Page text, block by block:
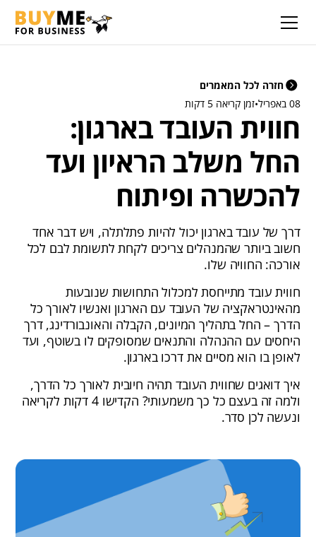
חזרה לכל המאמרים
08 באפריל
•זמן קריאה 5 דקות
חווית העובד בארגון:
החל משלב הראיון ועד
להכשרה ופיתוח
דרך של עובד בארגון יכול להיות פתלתלה, ויש דבר אחד
חשוב ביותר שהמנהלים צריכים לקחת לתשומת לבם לכל
אורכה: החוויה שלו.
חווית עובד מתייחסת למכלול התחושות שנובעות
מהאינטראקציה של העובד עם הארגון ואנשיו לאורך כל
הדרך – החל בתהליך המיונים, הקבלה והאונבורדינג, דרך
היחסים עם ההנהלה והתנאים שמסופקים לו בשוטף, ועד
לאופן בו הוא מסיים את דרכו בארגון.
איך דואגים שחווית העובד תהיה חיובית לאורך כל הדרך,
ולמה זה בעצם כל כך משמעותי? הקדישו 4 דקות לקריאה
ונעשה לכן סדר.